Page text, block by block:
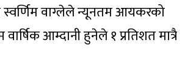
स्वर्णिम वाग्लेले न्यूनतम आयकरको
आम्दानी हुनेले १ प्रतिशत मात्रै